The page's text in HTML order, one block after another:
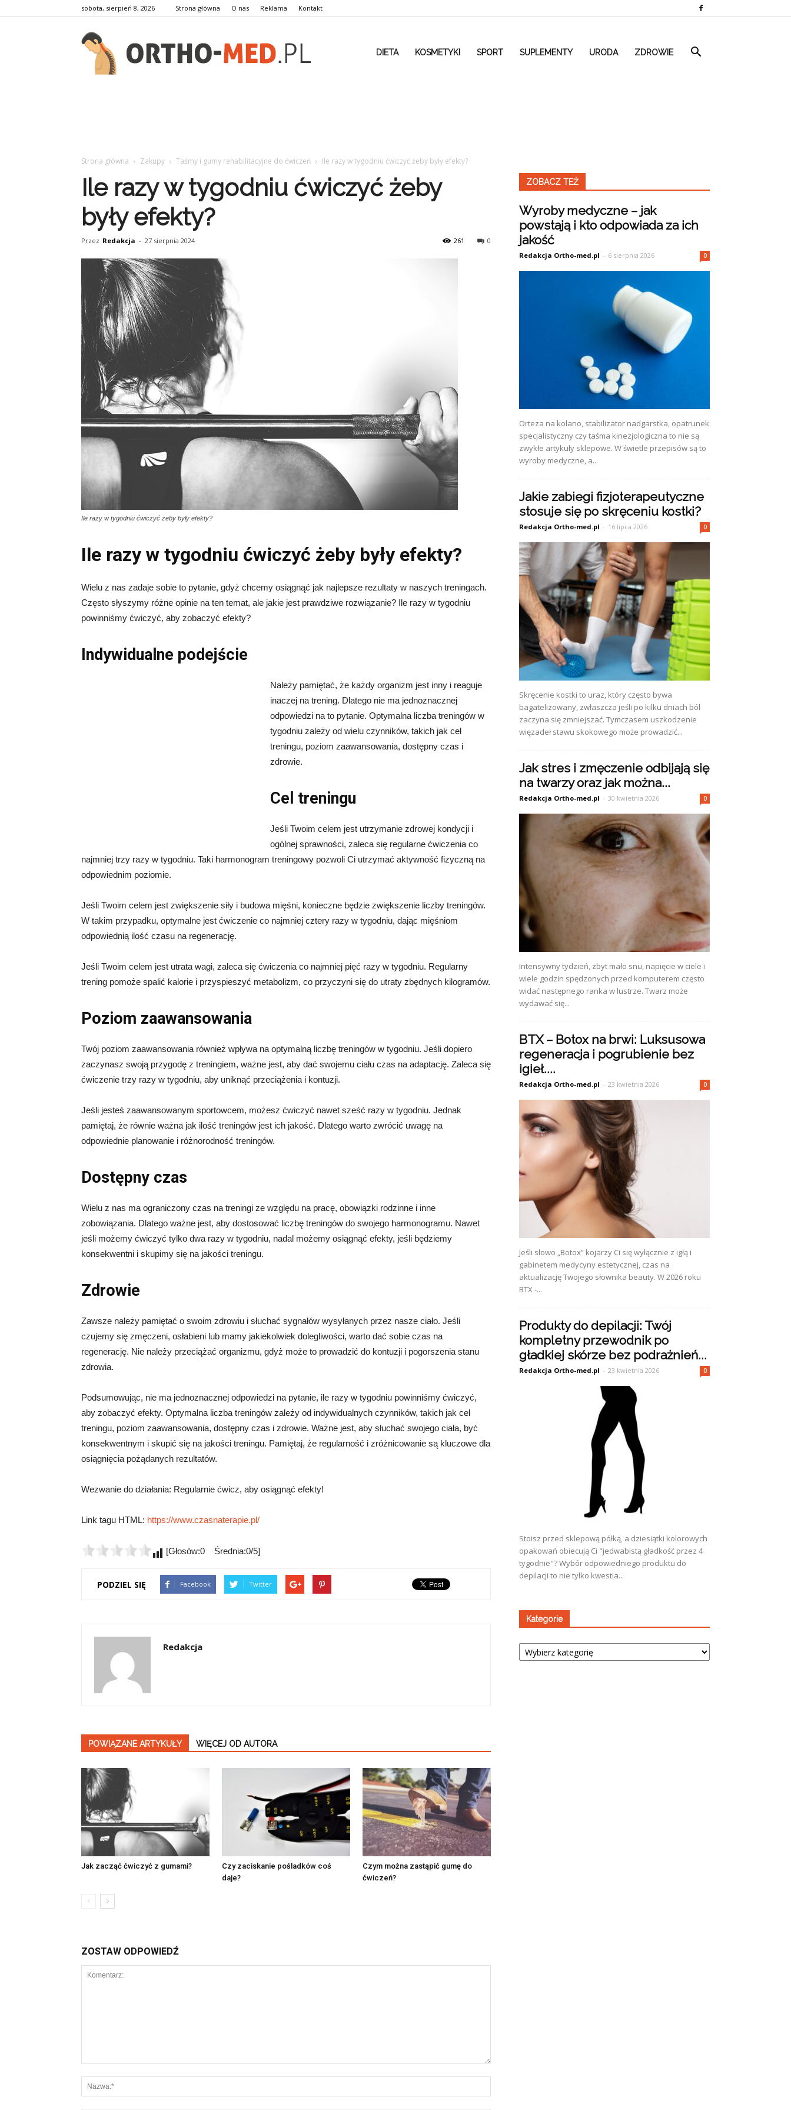
sobota, sierpień 8, 2026 Strona główna O nas Reklama Kontakt
DIETA KOSMETYKI SPORT SUPLEMENTY URODA ZDROWIE
Strona główna Zakupy Taśmy i gumy rehabilitacyjne do ćwiczeń Ile razy w tygodniu ćwiczyć żeby były efekty?
Ile razy w tygodniu ćwiczyć żeby
były efekty?
Przez Redakcja - 27 sierpnia 2024 0
261
Ile razy w tygodniu ćwiczyć żeby były efekty?
Ile razy w tygodniu ćwiczyć żeby były efekty?
Wielu z nas zadaje sobie to pytanie, gdyż chcemy osiągnąć jak najlepsze rezultaty w naszych treningach.
Często słyszymy różne opinie na ten temat, ale jakie jest prawdziwe rozwiązanie? Ile razy w tygodniu
powinniśmy ćwiczyć, aby zobaczyć efekty?
Indywidualne podejście
Należy pamiętać, że każdy organizm jest inny i reaguje
inaczej na trening. Dlatego nie ma jednoznacznej
odpowiedzi na to pytanie. Optymalna liczba treningów w
tygodniu zależy od wielu czynników, takich jak cel
treningu, poziom zaawansowania, dostępny czas i
zdrowie.
Cel treningu
Jeśli Twoim celem jest utrzymanie zdrowej kondycji i
ogólnej sprawności, zaleca się regularne ćwiczenia co
najmniej trzy razy w tygodniu. Taki harmonogram treningowy pozwoli Ci utrzymać aktywność fizyczną na
odpowiednim poziomie.
Jeśli Twoim celem jest zwiększenie siły i budowa mięśni, konieczne będzie zwiększenie liczby treningów.
W takim przypadku, optymalne jest ćwiczenie co najmniej cztery razy w tygodniu, dając mięśniom
odpowiednią ilość czasu na regenerację.
Jeśli Twoim celem jest utrata wagi, zaleca się ćwiczenia co najmniej pięć razy w tygodniu. Regularny
trening pomoże spalić kalorie i przyspieszyć metabolizm, co przyczyni się do utraty zbędnych kilogramów.
Poziom zaawansowania
Twój poziom zaawansowania również wpływa na optymalną liczbę treningów w tygodniu. Jeśli dopiero
zaczynasz swoją przygodę z treningiem, ważne jest, aby dać swojemu ciału czas na adaptację. Zaleca się
ćwiczenie trzy razy w tygodniu, aby uniknąć przeciążenia i kontuzji.
Jeśli jesteś zaawansowanym sportowcem, możesz ćwiczyć nawet sześć razy w tygodniu. Jednak
pamiętaj, że równie ważna jak ilość treningów jest ich jakość. Dlatego warto zwrócić uwagę na
odpowiednie planowanie i różnorodność treningów.
Dostępny czas
Wielu z nas ma ograniczony czas na treningi ze względu na pracę, obowiązki rodzinne i inne
zobowiązania. Dlatego ważne jest, aby dostosować liczbę treningów do swojego harmonogramu. Nawet
jeśli możemy ćwiczyć tylko dwa razy w tygodniu, nadal możemy osiągnąć efekty, jeśli będziemy
konsekwentni i skupimy się na jakości treningu.
Zdrowie
Zawsze należy pamiętać o swoim zdrowiu i słuchać sygnałów wysyłanych przez nasze ciało. Jeśli
czujemy się zmęczeni, osłabieni lub mamy jakiekolwiek dolegliwości, warto dać sobie czas na
regenerację. Nie należy przeciążać organizmu, gdyż może to prowadzić do kontuzji i pogorszenia stanu
zdrowia.
Podsumowując, nie ma jednoznacznej odpowiedzi na pytanie, ile razy w tygodniu powinniśmy ćwiczyć,
aby zobaczyć efekty. Optymalna liczba treningów zależy od indywidualnych czynników, takich jak cel
treningu, poziom zaawansowania, dostępny czas i zdrowie. Ważne jest, aby słuchać swojego ciała, być
konsekwentnym i skupić się na jakości treningu. Pamiętaj, że regularność i zróżnicowanie są kluczowe dla
osiągnięcia pożądanych rezultatów.
Wezwanie do działania: Regularnie ćwicz, aby osiągnąć efekty!
Link tagu HTML: https://www.czasnaterapie.pl/
[Głosów:0 Średnia:0/5]
PODZIEL SIĘ Facebook Twitter
Redakcja
POWIĄZANE ARTYKUŁY WIĘCEJ OD AUTORA
Jak zacząć ćwiczyć z gumami?
Czy zaciskanie pośladków coś
daje?
Czym można zastąpić gumę do
ćwiczeń?
ZOSTAW ODPOWIEDŹ
ZOBACZ TEŻ
Wyroby medyczne – jak
powstają i kto odpowiada za ich
jakość
Redakcja Ortho-med.pl - 6 sierpnia 2026 0
Orteza na kolano, stabilizator nadgarstka, opatrunek
specjalistyczny czy taśma kinezjologiczna to nie są
zwykłe artykuły sklepowe. W świetle przepisów są to
wyroby medyczne, a...
Jakie zabiegi fizjoterapeutyczne
stosuje się po skręceniu kostki?
Redakcja Ortho-med.pl - 16 lipca 2026 0
Skręcenie kostki to uraz, który często bywa
bagatelizowany, zwłaszcza jeśli po kilku dniach ból
zaczyna się zmniejszać. Tymczasem uszkodzenie
więzadeł stawu skokowego może prowadzić...
Jak stres i zmęczenie odbijają się
na twarzy oraz jak można...
Redakcja Ortho-med.pl - 30 kwietnia 2026 0
Intensywny tydzień, zbyt mało snu, napięcie w ciele i
wiele godzin spędzonych przed komputerem często
widać następnego ranka w lustrze. Twarz może
wydawać się...
BTX – Botox na brwi: Luksusowa
regeneracja i pogrubienie bez
igieł....
Redakcja Ortho-med.pl - 23 kwietnia 2026 0
Jeśli słowo „Botox” kojarzy Ci się wyłącznie z igłą i
gabinetem medycyny estetycznej, czas na
aktualizację Twojego słownika beauty. W 2026 roku
BTX -...
Produkty do depilacji: Twój
kompletny przewodnik po
gładkiej skórze bez podrażnień...
Redakcja Ortho-med.pl - 23 kwietnia 2026 0
Stoisz przed sklepową półką, a dziesiątki kolorowych
opakowań obiecują Ci "jedwabistą gładkość przez 4
tygodnie"? Wybór odpowiedniego produktu do
depilacji to nie tylko kwestia...
Kategorie
Kategorie